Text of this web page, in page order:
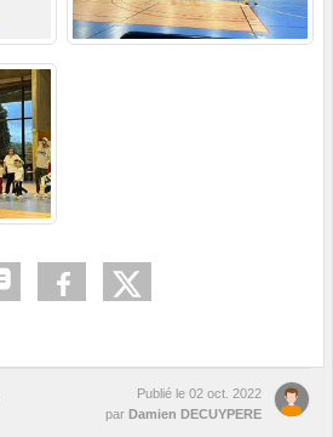
Publié le 02 oct. 2022
par Damien DECUYPERE